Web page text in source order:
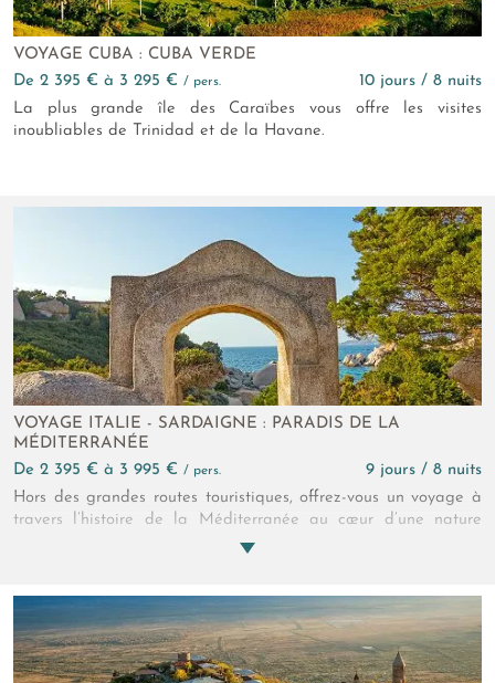
VOYAGE CUBA : CUBA VERDE
de 2 395 € à 3 295 € / pers.
10 jours / 8 nuits
La plus grande île des Caraïbes vous offre les visites
inoubliables de Trinidad et de la Havane.
VOYAGE ITALIE - SARDAIGNE : PARADIS DE LA
MÉDITERRANÉE
de 2 395 € à 3 995 € / pers.
9 jours / 8 nuits
Hors des grandes routes touristiques, offrez-vous un voyage à
travers l’histoire de la Méditerranée au cœur d’une nature
vierge et sauvage qui ravira les amateurs de promenades